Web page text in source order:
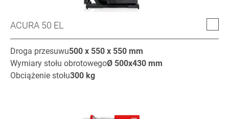
ACURA 50 EL
Droga przesuwu500 x 550 x 550 mm
Wymiary stołu obrotowegoØ 500x430 mm
Obciążenie stołu300 kg